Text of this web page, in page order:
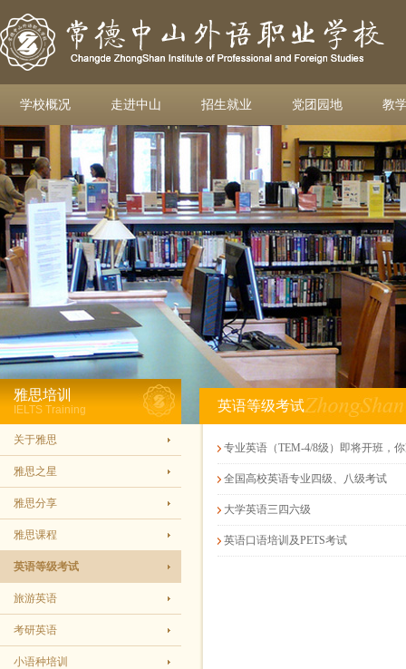
学校概况 走进中山 招生就业 党团园地 教
雅思培训
IELTS Training
关于雅思
雅思之星
雅思分享
雅思课程
英语等级考试
旅游英语
考研英语
小语种培训
英语等级考试
专业英语（TEM-4/8级）即将开班，
全国高校英语专业四级、八级考试
大学英语三四六级
英语口语培训及PETS考试